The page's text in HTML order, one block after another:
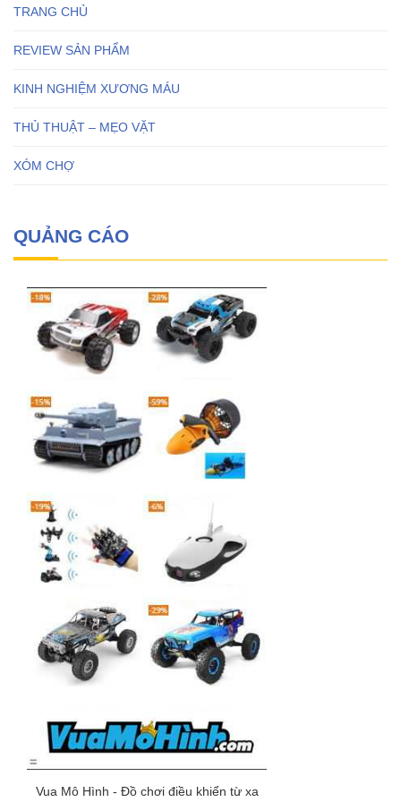
TRANG CHỦ
REVIEW SẢN PHẨM
KINH NGHIỆM XƯƠNG MÁU
THỦ THUẬT – MẸO VẶT
XÓM CHỢ
QUẢNG CÁO
Vua Mô Hình - Đồ chơi điều khiển từ xa